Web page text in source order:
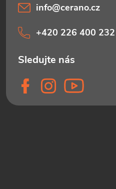
info@cerano.cz
+420 226 400 232